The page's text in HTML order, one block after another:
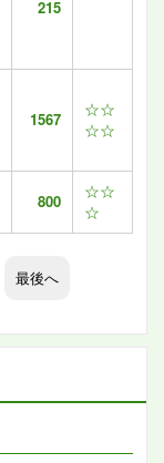
215
1567
☆☆
☆☆
800
☆☆
☆
最後へ